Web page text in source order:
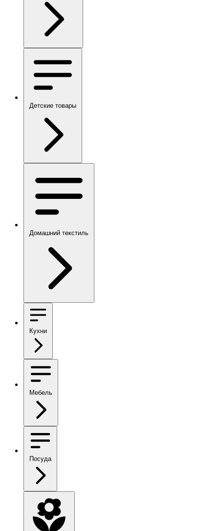
Детские товары
Домашний текстиль
Кухни
Мебель
Посуда